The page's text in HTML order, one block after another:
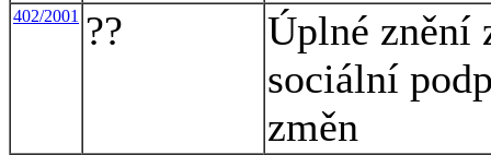
402/2001 ??
Úplné znění
sociální
změn